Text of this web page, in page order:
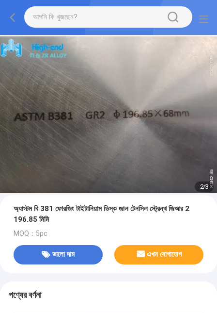
2/3
অ্যাস্টম বি 381 ফোরজিং টাইটানিয়াম ডিস্ক জাল টেনসিল স্ট্রেন্থ জিআর 2
196.85 মিমি
MOQ：5pc
ভালো দাম এখন যোগাযোগ
পণ্যের বর্ণনা